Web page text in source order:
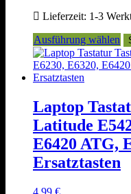
Lieferzeit: 1-3
Ausführung wählen
Laptop
Latitude
E6420 ATG,
Ersatztasten
4,99 €